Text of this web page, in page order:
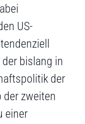
US-
bislang in
der
der zweiten
einer